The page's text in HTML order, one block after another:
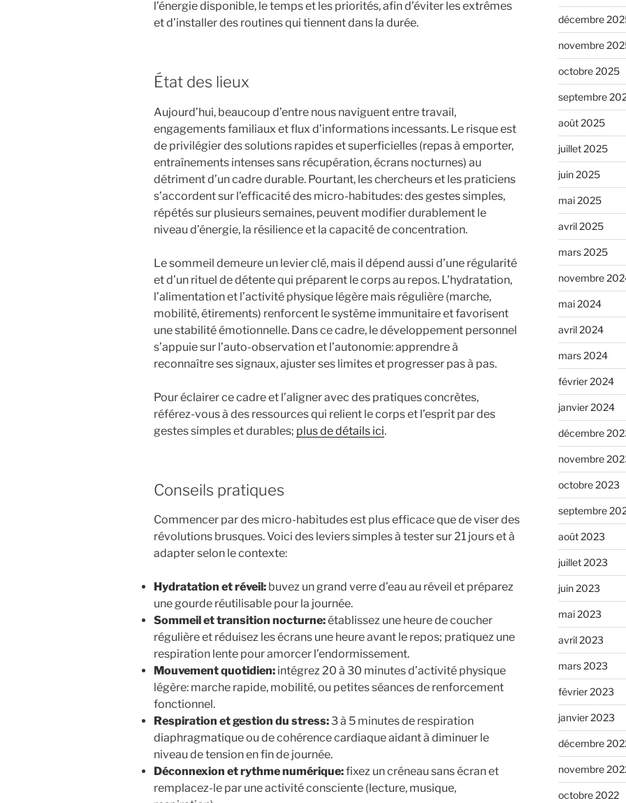
l’énergie disponible, le temps et les priorités, afin d’éviter les extrêmes
et d’installer des routines qui tiennent dans la durée.
État des lieux
Aujourd’hui, beaucoup d’entre nous naviguent entre travail,
engagements familiaux et flux d’informations incessants. Le risque est
de privilégier des solutions rapides et superficielles (repas à emporter,
entraînements intenses sans récupération, écrans nocturnes) au
détriment d’un cadre durable. Pourtant, les chercheurs et les praticiens
s’accordent sur l’efficacité des micro-habitudes: des gestes simples,
répétés sur plusieurs semaines, peuvent modifier durablement le
niveau d’énergie, la résilience et la capacité de concentration.
Le sommeil demeure un levier clé, mais il dépend aussi d’une régularité
et d’un rituel de détente qui préparent le corps au repos. L’hydratation,
l’alimentation et l’activité physique légère mais régulière (marche,
mobilité, étirements) renforcent le système immunitaire et favorisent
une stabilité émotionnelle. Dans ce cadre, le développement personnel
s’appuie sur l’auto-observation et l’autonomie: apprendre à
reconnaître ses signaux, ajuster ses limites et progresser pas à pas.
Pour éclairer ce cadre et l’aligner avec des pratiques concrètes,
référez-vous à des ressources qui relient le corps et l’esprit par des
gestes simples et durables; plus de détails ici.
Conseils pratiques
Commencer par des micro-habitudes est plus efficace que de viser des
révolutions brusques. Voici des leviers simples à tester sur 21 jours et à
adapter selon le contexte:
Hydratation et réveil: buvez un grand verre d’eau au réveil et préparez
une gourde réutilisable pour la journée.
Sommeil et transition nocturne:établissez une heure de coucher
régulière et réduisez les écrans une heure avant le repos; pratiquez une
respiration lente pour amorcer l’endormissement.
Mouvement quotidien: intégrez 20 à 30 minutes d’activité physique
légère: marche rapide, mobilité, ou petites séances de renforcement
fonctionnel.
Respiration et gestion du stress:3 à 5 minutes de respiration
diaphragmatique ou de cohérence cardiaque aidant à diminuer le
niveau de tension en fin de journée.
Déconnexion et rythme numérique:fixez un créneau sans écran et
remplacez-le par une activité consciente (lecture, musique,
décembre
novembre
octobre 2025
septembre
août 2025
juillet 2025
juin 2025
mai 2025
avril 2025
mars 2025
novembre
mai 2024
avril 2024
mars 2024
février 2024
janvier 2024
décembre
novembre
octobre 2023
septembre
août 2023
juillet 2023
juin 2023
mai 2023
avril 2023
mars 2023
février 2023
janvier 2023
décembre
novembre
octobre 2022